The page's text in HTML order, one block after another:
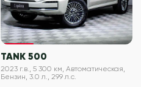
VIN проверен
TANK 500
2023 г.в., 5 300 км, Автоматическая,
Бензин, 3.0 л., 299 л.с.